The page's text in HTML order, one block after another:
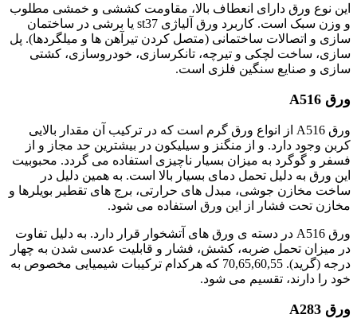
این نوع ورق دارای انعطاف بالا، مقاومت کششی و خمشی مطلوب
و وزن سبک است. کاربرد ورق آلیاژی st37 یا برشی در ساختمان
سازی و اتصالات ساختمانی (متصل کردن تیرآهن ها و میلگردها). پل
سازی، ساخت لچکی و تیرچه، تانکرسازی، خودروسازی، کشتی
سازی و صنایع سنگین فلزی است.
ورق A516
ورق A516 از انواع ورق گرم است که در ترکیب آن مقدار بالایی
کربن وجود دارد. و از منگنز و سیلیکون در بیشترین حد مجاز و از
فسفر و گوگرد به میزان بسیار ناچیزی استفاده می گردد. محبوبیت
این ورق به دلیل تحمل دمای بسیار بالا است. به همین دلیل در
ساخت مخازن جوشی، مبدل های حرارتی، برج های تقطیر بویلرها و
مخازن تحت فشار از این ورق استفاده می شود.
ورق A516 در دسته ی ورق های آتشخوار قرار دارد. به دلیل تفاوت
در میزان تحمل ضربه، کشش، فشار و قابلیت عدسی شدن به چهار
درجه (گرید). 70,65,60,55 که هرکدام ترکیبات شیمیایی مخصوص به
خود را دارند، تقسیم می شود.
ورق A283